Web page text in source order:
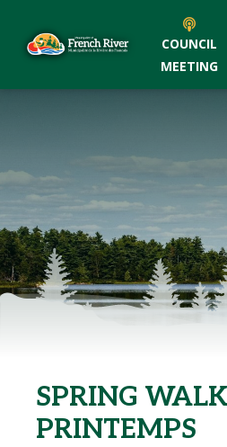
COUNCIL
MEETING
SPRING
PRINTEMPS